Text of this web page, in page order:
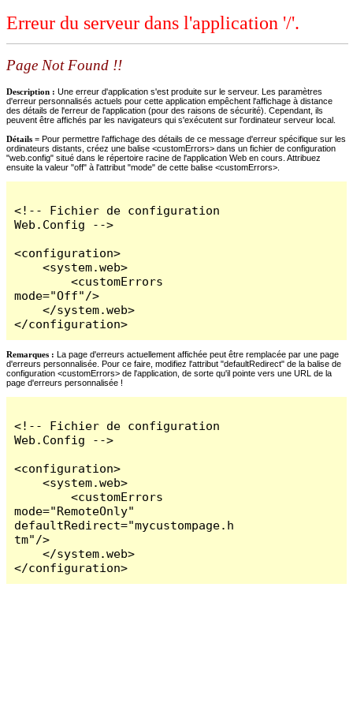
Erreur du serveur dans l'application '/'.
Page Not Found !!
Description : Une erreur d'application s'est produite sur le serveur. Les paramètres
d'erreur personnalisés actuels pour cette application empêchent l'affichage à distance
des détails de l'erreur de l'application (pour des raisons de sécurité). Cependant, ils
peuvent être affichés par les navigateurs qui s'exécutent sur l'ordinateur serveur local.
Détails = Pour permettre l'affichage des détails de ce message d'erreur spécifique sur les
ordinateurs distants, créez une balise <customErrors> dans un fichier de configuration
"web.config" situé dans le répertoire racine de l'application Web en cours. Attribuez
ensuite la valeur "off" à l'attribut "mode" de cette balise <customErrors>.
<!-- Fichier de configuration
Web.Config -->
<configuration>
    <system.web>
        <customErrors
mode="Off"/>
    </system.web>
</configuration>
Remarques : La page d'erreurs actuellement affichée peut être remplacée par une page
d'erreurs personnalisée. Pour ce faire, modifiez l'attribut "defaultRedirect" de la balise de
configuration <customErrors> de l'application, de sorte qu'il pointe vers une URL de la
page d'erreurs personnalisée !
<!-- Fichier de configuration
Web.Config -->
<configuration>
    <system.web>
        <customErrors
mode="RemoteOnly"
defaultRedirect="mycustompage.h
tm"/>
    </system.web>
</configuration>